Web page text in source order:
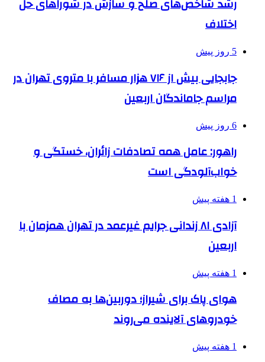
رشد شاخص‌های صلح و سازش در شوراهای حل
اختلاف
5 روز پیش
جابجایی بیش از ۷۱۶ هزار مسافر با متروی تهران در
مراسم جاماندگان اربعین
6 روز پیش
راهور: عامل همه تصادفات زائران، خستگی و
خواب‌آلودگی است
1 هفته پیش
آزادی ۸۱ زندانی جرایم غیرعمد در تهران همزمان با
اربعین
1 هفته پیش
هوای پاک برای شیراز؛ دوربین‌ها به مصاف
خودروهای آلاینده می‌روند
1 هفته پیش